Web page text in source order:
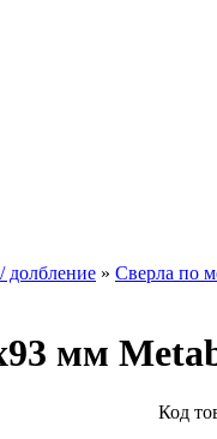
долбление » Сверла по
мм
Код